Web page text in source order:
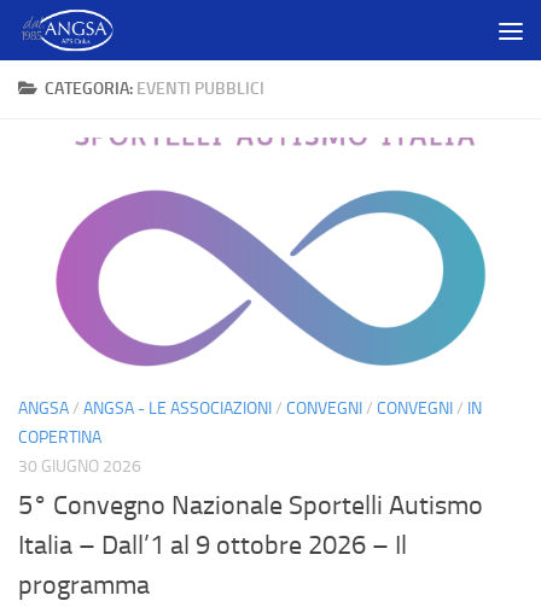
Salta al contenuto
CATEGORIA: EVENTI PUBBLICI
ANGSA/ ANGSA - LE ASSOCIAZIONI/ CONVEGNI/ CONVEGNI/ IN
COPERTINA
30 GIUGNO 2026
5° Convegno Nazionale Sportelli Autismo
Italia – Dall’1 al 9 ottobre 2026 – Il
programma